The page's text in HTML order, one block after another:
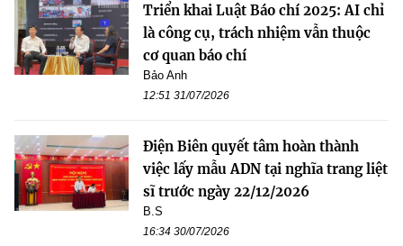
Triển khai Luật Báo chí 2025: AI chỉ
là công cụ, trách nhiệm vẫn thuộc
cơ quan báo chí
Bảo Anh
12:51 31/07/2026
Điện Biên quyết tâm hoàn thành
việc lấy mẫu ADN tại nghĩa trang liệt
sĩ trước ngày 22/12/2026
B.S
16:34 30/07/2026